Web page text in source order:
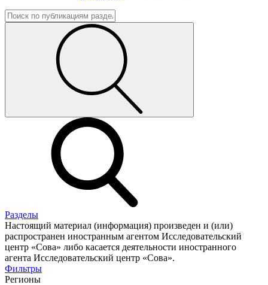
Разделы
Настоящий материал (информация) произведен и (или)
распространен иностранным агентом Исследовательский
центр «Сова» либо касается деятельности иностранного
агента Исследовательский центр «Сова».
Фильтры
Регионы